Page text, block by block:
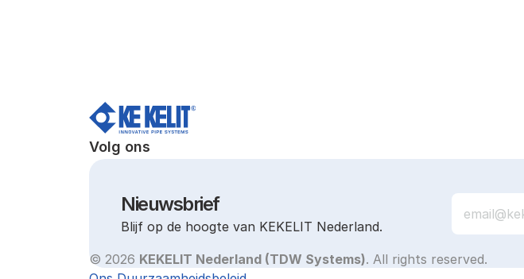
Volg ons
Nieuwsbrief
Blijf op de hoogte van KEKELIT Nederland.
© 2026 KEKELIT Nederland (TDW Systems). All rights reserved.